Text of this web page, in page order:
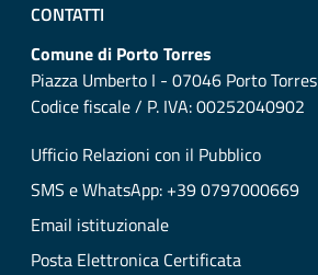
CONTATTI
Comune di Porto Torres
Piazza Umberto I - 07046 Porto Torres
Codice fiscale / P. IVA: 00252040902
Ufficio Relazioni con il Pubblico
SMS e WhatsApp: +39 0797000669
Email istituzionale
Posta Elettronica Certificata